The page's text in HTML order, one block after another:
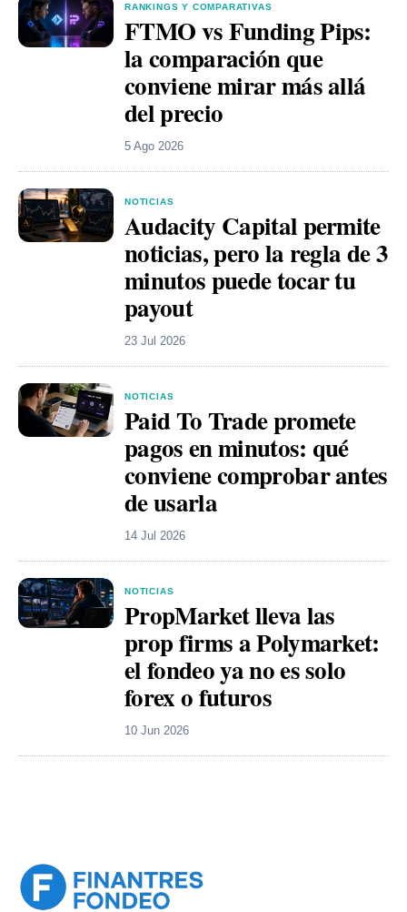
RANKINGS Y COMPARATIVAS
FTMO vs Funding Pips:
la comparación que
conviene mirar más allá
del precio
5 Ago 2026
NOTICIAS
Audacity Capital permite
noticias, pero la regla de 3
minutos puede tocar tu
payout
23 Jul 2026
NOTICIAS
Paid To Trade promete
pagos en minutos: qué
conviene comprobar antes
de usarla
14 Jul 2026
NOTICIAS
PropMarket lleva las
prop firms a Polymarket:
el fondeo ya no es solo
forex o futuros
10 Jun 2026